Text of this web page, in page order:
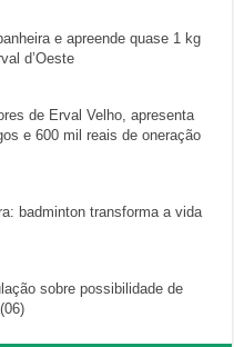
e apreende quase 1 kg
d’Oeste
de Erval Velho, apresenta
e 600 mil reais de oneração
badminton transforma a vida
sobre possibilidade de